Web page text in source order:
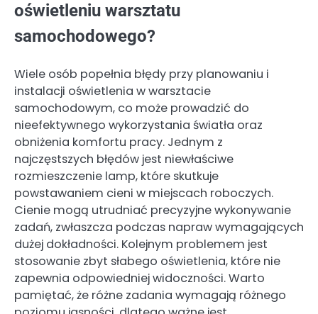
oświetleniu warsztatu
samochodowego?
Wiele osób popełnia błędy przy planowaniu i
instalacji oświetlenia w warsztacie
samochodowym, co może prowadzić do
nieefektywnego wykorzystania światła oraz
obniżenia komfortu pracy. Jednym z
najczęstszych błędów jest niewłaściwe
rozmieszczenie lamp, które skutkuje
powstawaniem cieni w miejscach roboczych.
Cienie mogą utrudniać precyzyjne wykonywanie
zadań, zwłaszcza podczas napraw wymagających
dużej dokładności. Kolejnym problemem jest
stosowanie zbyt słabego oświetlenia, które nie
zapewnia odpowiedniej widoczności. Warto
pamiętać, że różne zadania wymagają różnego